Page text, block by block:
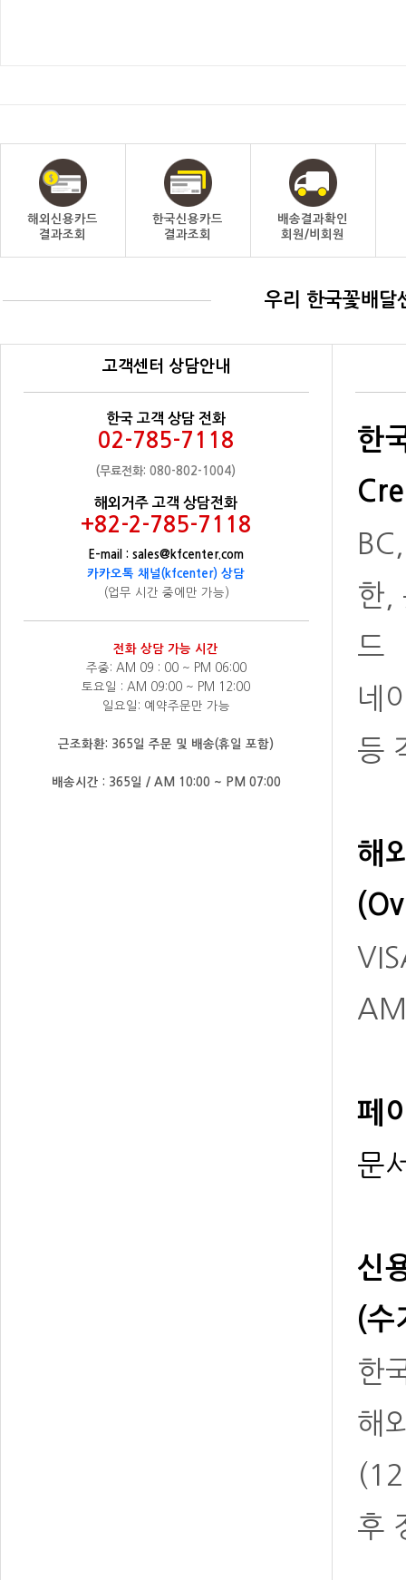
해외신용카드
결과조회
한국신용카드
결과조회
배송결과확인
회원/비회원
우리 한국꽃배달
고객센터 상담안내
한국 고객 상담 전화
02-785-7118
(무료전화: 080-802-1004)
해외거주 고객 상담전화
+82-2-785-7118
E-mail : sales@kfcenter.com
카카오톡 채널(kfcenter) 상담
(업무 시간 중에만 가능)
전화 상담 가능 시간
주중: AM 09 : 00 ~ PM 06:00
토요일 : AM 09:00 ~ PM 12:00
일요일: 예약주문만 가능
근조화환: 365일 주문 및 배송(휴일 포함)
배송시간 : 365일 / AM 10:00 ~ PM 07:00
한
한,
드
네
등
해
페
문
신
(수
한
해
후